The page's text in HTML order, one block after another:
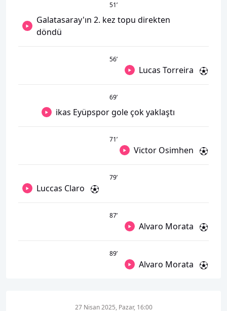
51’
Galatasaray'ın 2. kez topu direkten
döndü
56’
Lucas Torreira
69’
ikas Eyüpspor gole çok yaklaştı
71’
Victor Osimhen
79’
Luccas Claro
87’
Alvaro Morata
89’
Alvaro Morata
27 Nisan 2025, Pazar, 16:00